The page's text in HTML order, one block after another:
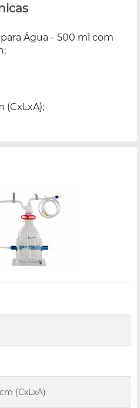
Água - 500 ml com
(CxLxA);
(CxLxA)